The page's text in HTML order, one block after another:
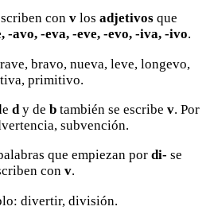
con v los adjetivos que
-avo, -eva, -eve, -evo, -iva, -ivo.
bravo, nueva, leve, longevo,
primitivo.
dy de b también se escribe v. Por
subvención.
que empiezan por di- se
con v.
divertir, división.